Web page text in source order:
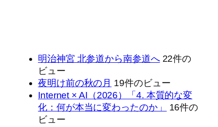
明治神宮 北参道から南参道へ 22件の
ビュー
夜明け前の秋の月 19件のビュー
Internet × AI（2026）「4. 本質的な変
化：何が本当に変わったのか」
16件の
ビュー